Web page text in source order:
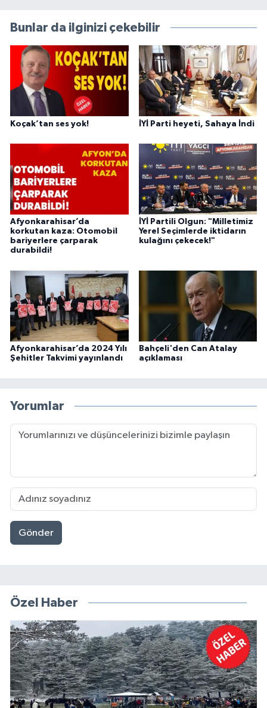
Bunlar da ilginizi çekebilir
Koçak’tan ses yok! İYİ Parti heyeti, Sahaya İndi
Afyonkarahisar’da
korkutan kaza: Otomobil
bariyerlere çarparak
durabildi!
İYİ Partili Olgun: "Milletimiz
Yerel Seçimlerde iktidarın
kulağını çekecek!"
Afyonkarahisar’da 2024 Yılı
Şehitler Takvimi yayınlandı
Bahçeli'den Can Atalay
açıklaması
Yorumlar
Gönder
Özel Haber